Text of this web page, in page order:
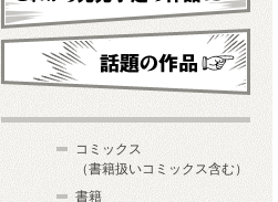
これから発売予定
コミックス
（書籍扱いコミックス含む）
書籍